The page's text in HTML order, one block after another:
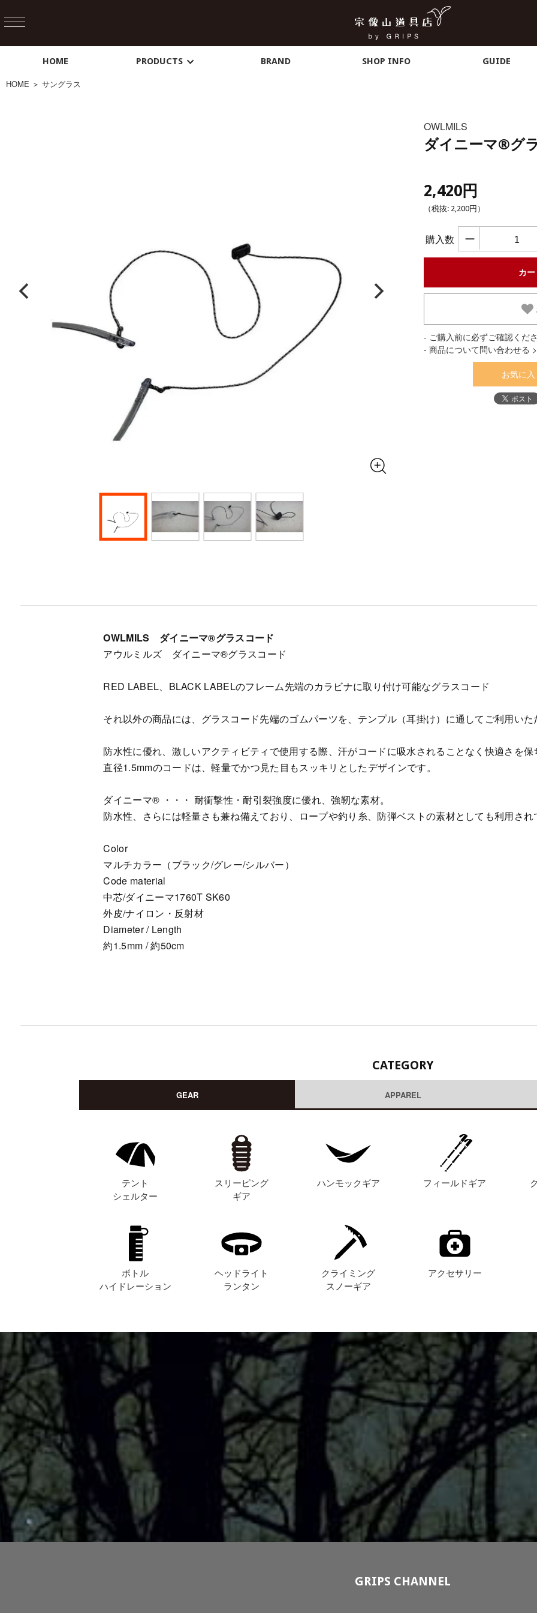
HOME PRODUCTS BRAND SHOP INFO GUIDE
HOME ＞ サングラス
OWLMILS
ダイニーマ®グ
2,420円
（税抜: 2,200円 ）
購入数 ー
- ご購入前に必ずご確認くだ
- 商品について問い合わせる
お気に
OWLMILS ダイニーマ®グラスコード
アウルミルズ ダイニーマ®グラスコード
RED LABEL、BLACK LABELのフレーム先端のカラビナに取り付け可能なグラスコード
それ以外の商品には、グラスコード先端のゴムパーツを、テンプル（耳掛け）に通してご利用いた
防水性に優れ、激しいアクティビティで使用する際、汗がコードに吸水されることなく快適さを保
直径1.5mmのコードは、軽量でかつ見た目もスッキリとしたデザインです。
ダイニーマ® ・・・ 耐衝撃性・耐引裂強度に優れ、強靭な素材。
防水性、さらには軽量さも兼ね備えており、ロープや釣り糸、防弾ベストの素材としても利用され
Color
マルチカラー（ブラック/グレー/シルバー）
Code material
中芯/ダイニーマ1760T SK60
外皮/ナイロン・反射材
Diameter / Length
約1.5mm / 約50cm
CATEGORY
GEAR APPAREL
テント
シェルター
スリーピング
ギア
ハンモックギア フィールドギア
ボトル
ハイドレーション
ヘッドライト
ランタン
クライミング
スノーギア
アクセサリー
GRIPS CHANNEL